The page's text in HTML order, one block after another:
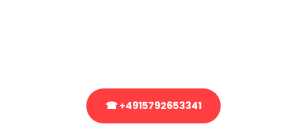
☎ +4915792653341